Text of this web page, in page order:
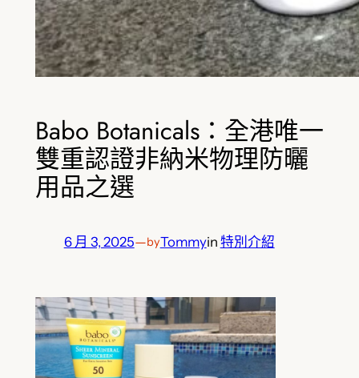
Babo Botanicals：全港唯一
雙重認證非納米物理防曬
用品之選
6 月 3, 2025—byTommyin 特別介紹